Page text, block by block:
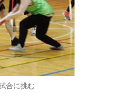
合に挑む